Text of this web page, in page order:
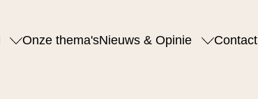
Onze thema'sNieuws & Opinie Contact